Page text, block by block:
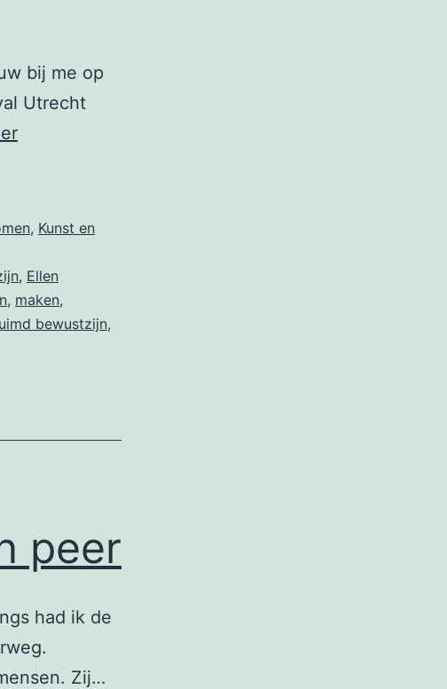
bij me op
Utrecht
Dansende
, Kunst en
, Ellen
, maken,
bewustzijn,
peer
had ik de
Zij…